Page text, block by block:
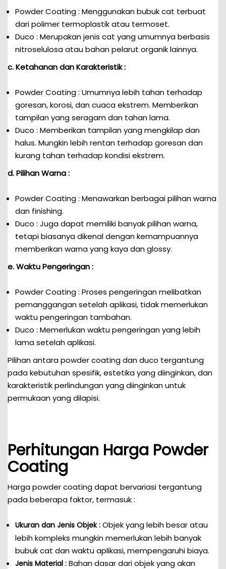
Powder Coating : Menggunakan bubuk cat terbuat
dari polimer termoplastik atau termoset.
Duco : Merupakan jenis cat yang umumnya berbasis
nitroselulosa atau bahan pelarut organik lainnya.
c. Ketahanan dan Karakteristik :
Powder Coating : Umumnya lebih tahan terhadap
goresan, korosi, dan cuaca ekstrem. Memberikan
tampilan yang seragam dan tahan lama.
Duco : Memberikan tampilan yang mengkilap dan
halus. Mungkin lebih rentan terhadap goresan dan
kurang tahan terhadap kondisi ekstrem.
d. Pilihan Warna :
Powder Coating : Menawarkan berbagai pilihan warna
dan finishing.
Duco : Juga dapat memiliki banyak pilihan warna,
tetapi biasanya dikenal dengan kemampuannya
memberikan warna yang kaya dan glossy.
e. Waktu Pengeringan :
Powder Coating : Proses pengeringan melibatkan
pemanggangan setelah aplikasi, tidak memerlukan
waktu pengeringan tambahan.
Duco : Memerlukan waktu pengeringan yang lebih
lama setelah aplikasi.
Pilihan antara powder coating dan duco tergantung
pada kebutuhan spesifik, estetika yang diinginkan, dan
karakteristik perlindungan yang diinginkan untuk
permukaan yang dilapisi.
Perhitungan Harga Powder
Coating
Harga powder coating dapat bervariasi tergantung
pada beberapa faktor, termasuk :
Ukuran dan Jenis Objek : Objek yang lebih besar atau
lebih kompleks mungkin memerlukan lebih banyak
bubuk cat dan waktu aplikasi, mempengaruhi biaya.
Jenis Material : Bahan dasar dari objek yang akan